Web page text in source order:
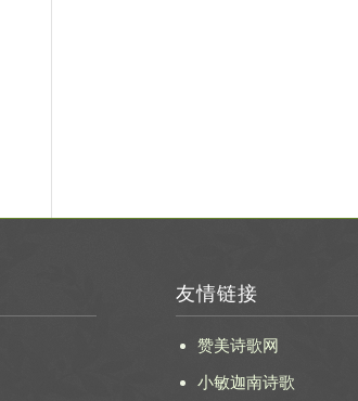
友情链接
赞美诗歌网
小敏迦南诗歌